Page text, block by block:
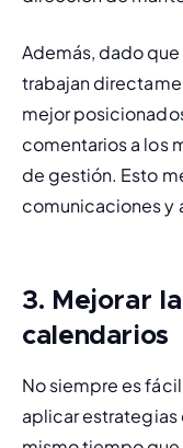
Además, dado
trabajan
mejor
comentarios a los
de gestión. Esto
comunicaciones y
3. Mejorar
calendarios
No siempre es
aplicar estrategias